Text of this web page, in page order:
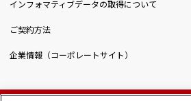
インフォマティブデータの取得について
ご契約方法
企業情報（コーポレートサイト）